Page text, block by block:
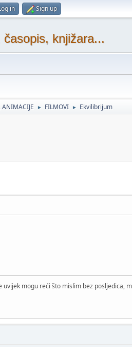
in Sign up
knjižara...
ANIMACIJE ► FILMOVI ► Ekvilibrijum
mogu reći što mislim bez posljedica,